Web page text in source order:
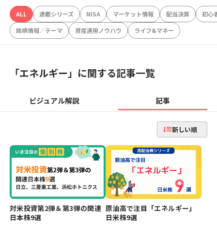
ALL 連載シリーズ NISA マーケット情報 配当決算
初心
銘柄情報／テーマ
資産運用ノウハウ ライフ&マネー
「エネルギー」に関する記事一覧
ビジュアル解説 記事
新しい順
対米投資第2弾＆第3弾の関連
日本株9選
原油高で注目「エネルギー」
日米株9選